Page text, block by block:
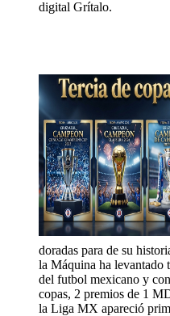
digital Grítalo.
doradas para de su
la Máquina ha levantado
del futbol mexicano y
copas, 2 premios de 1
la Liga MX apareció